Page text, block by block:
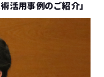
活用事例のご紹介」